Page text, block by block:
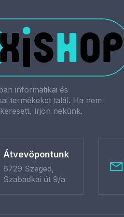
informatikai és
termékeket talál. Ha nem
írjon nekünk.
Átvevőpontunk
6729 Szeged,
Szabadkai út 9/a